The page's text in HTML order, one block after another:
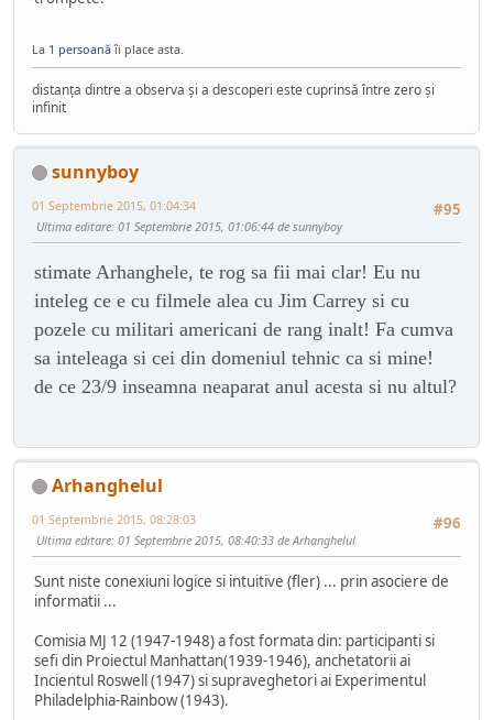
La 1 persoanăîi place asta.
distanța dintre a observa și a descoperi este cuprinsă între zero și
infinit
sunnyboy
#95
01 Septembrie 2015, 01:04:34
Ultima editare: 01 Septembrie 2015, 01:06:44 de sunnyboy
stimate Arhanghele, te rog sa fii mai clar! Eu nu
inteleg ce e cu filmele alea cu Jim Carrey si cu
pozele cu militari americani de rang inalt! Fa cumva
sa inteleaga si cei din domeniul tehnic ca si mine!
de ce 23/9 inseamna neaparat anul acesta si nu altul?
Arhanghelul
#96
01 Septembrie 2015, 08:28:03
Ultima editare: 01 Septembrie 2015, 08:40:33 de Arhanghelul
Sunt niste conexiuni logice si intuitive (fler) ... prin asociere de
informatii ...
Comisia MJ 12 (1947-1948) a fost formata din: participanti si
sefi din Proiectul Manhattan(1939-1946), anchetatorii ai
Incientul Roswell (1947) si supraveghetori ai Experimentul
Philadelphia-Rainbow (1943).